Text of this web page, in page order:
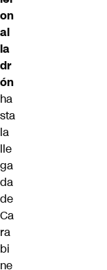
on
al
la
dr
ón
ha
sta
la
lle
ga
da
de
Ca
ra
bi
ne